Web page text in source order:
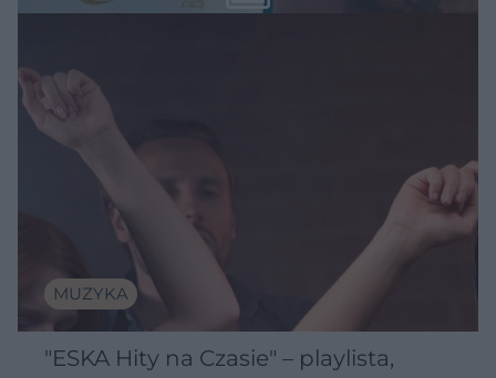
MUZYKA
"ESKA Hity na Czasie" – playlista,